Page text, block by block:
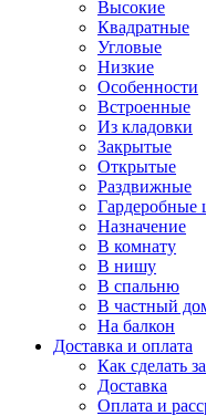
Высокие
Квадратные
Угловые
Низкие
Особенности
Встроенные
Из кладовки
Закрытые
Открытые
Раздвижные
Назначение
В комнату
В нишу
В спальню
В частный
На балкон
Доставка и оплата
Как сделать
Доставка
Оплата и